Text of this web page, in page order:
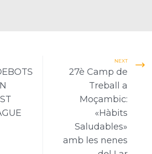
NEXT
27è Camp de
Treball a
Moçambic:
«Hàbits
Saludables»
amb les nenes